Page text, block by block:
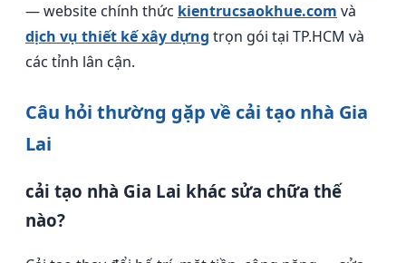
— website chính thức kientrucsaokhue.com và
dịch vụ thiết kế xây dựng trọn gói tại TP.HCM và
các tỉnh lân cận.
Câu hỏi thường gặp về cải tạo nhà Gia
Lai
cải tạo nhà Gia Lai khác sửa chữa thế
nào?